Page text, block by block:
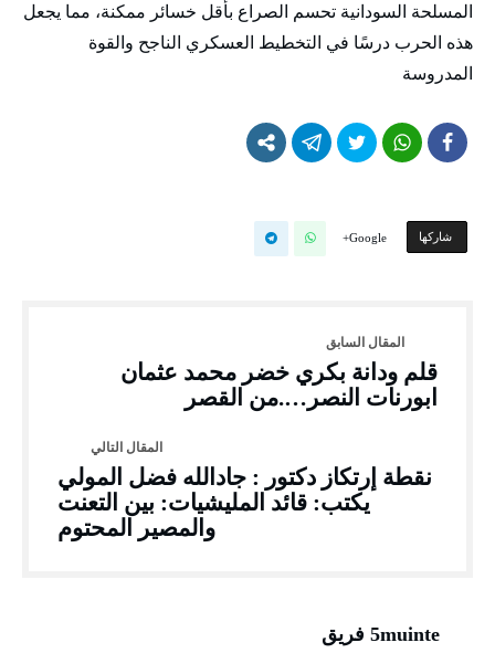
المسلحة السودانية تحسم الصراع بأقل خسائر ممكنة، مما يجعل
هذه الحرب درسًا في التخطيط العسكري الناجح والقوة
المدروسة
‫‫ شاركها‬ Google+
قلم ودانة بكري خضر محمد عثمان
ابورنات النصر….من القصر
نقطة إرتكاز دكتور : جادالله فضل المولي
يكتب: قائد المليشيات: بين التعنت
والمصير المحتوم
5muinte فريق